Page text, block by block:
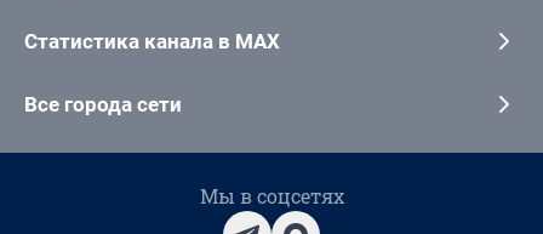
Статистика канала в MAX
Все города сети
Мы в соцсетях